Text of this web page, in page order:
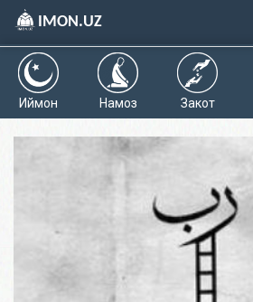
IMON.UZ
Иймон Намоз Закот